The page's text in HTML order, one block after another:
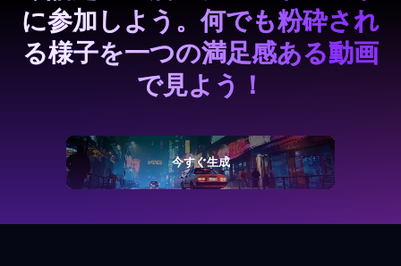
に参加しよう。何でも粉砕され
る様子を一つの満足感ある動画
で見よう！
今すぐ生成